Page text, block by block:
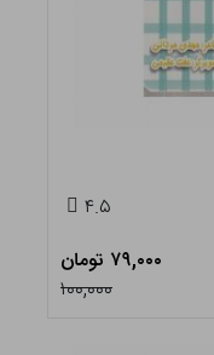
۴.۵
۷۹,۰۰۰ تومان
۱۰۰,۰۰۰